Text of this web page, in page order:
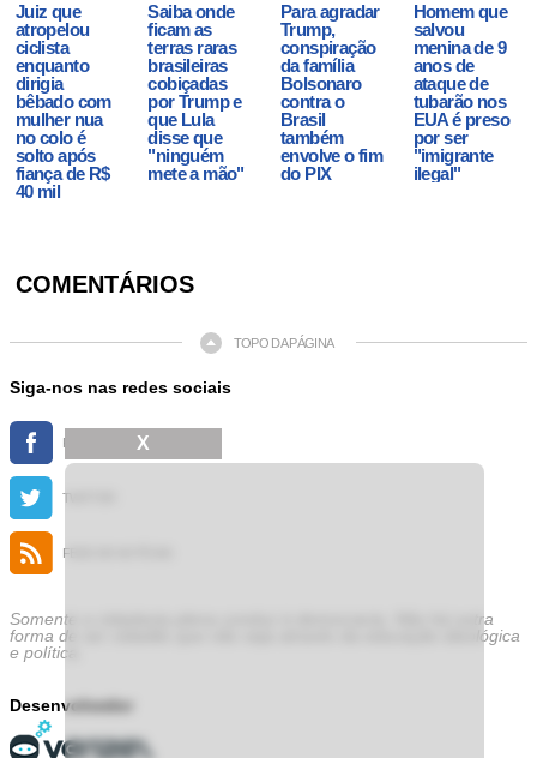
Juiz que
atropelou
ciclista
enquanto
dirigia
bêbado com
mulher nua
no colo é
solto após
fiança de R$
40 mil
Saiba onde
ficam as
terras raras
brasileiras
cobiçadas
por Trump e
que Lula
disse que
"ninguém
mete a mão"
Para agradar
Trump,
conspiração
da família
Bolsonaro
contra o
Brasil
também
envolve o fim
do PIX
Homem que
salvou
menina de 9
anos de
ataque de
tubarão nos
EUA é preso
por ser
"imigrante
ilegal"
COMENTÁRIOS
TOPO DA PÁGINA
Siga-nos nas redes sociais
TWITTER
FEED DE NOTÍCIAS
Somente a cidadania plena conduz à democracia. Não há outra
forma de ser cidadão que não seja através da educação ideológica
e política.
Desenvolvedor
X